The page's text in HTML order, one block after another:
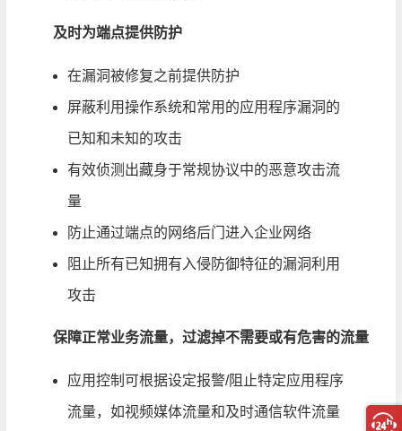
及时为端点提供防护
在漏洞被修复之前提供防护
屏蔽利用操作系统和常用的应用程序漏洞的
已知和未知的攻击
有效侦测出藏身于常规协议中的恶意攻击流
量
防止通过端点的网络后门进入企业网络
阻止所有已知拥有入侵防御特征的漏洞利用
攻击
保障正常业务流量，过滤掉不需要或有危害的流量
应用控制可根据设定报警/阻止特定应用程序
流量，如视频媒体流量和及时通信软件流量